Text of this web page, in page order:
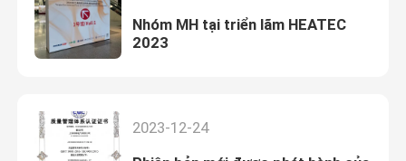
Nhóm MH tại triển lãm HEATEC
2023
2023-12-24